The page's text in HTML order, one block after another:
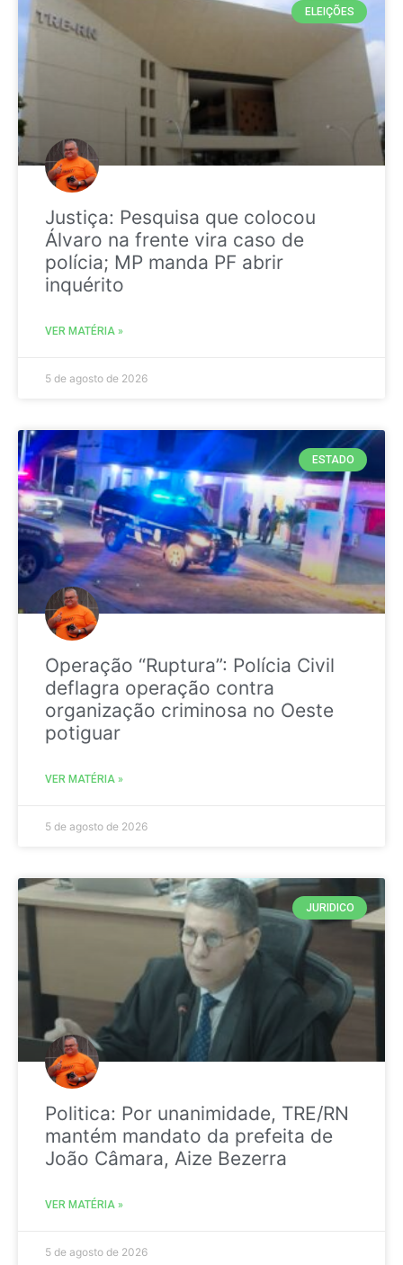
ELEIÇÕES
Justiça: Pesquisa que colocou
Álvaro na frente vira caso de
polícia; MP manda PF abrir
inquérito
VER MATÉRIA »
5 de agosto de 2026
ESTADO
Operação “Ruptura”: Polícia Civil
deflagra operação contra
organização criminosa no Oeste
potiguar
VER MATÉRIA »
5 de agosto de 2026
JURIDICO
Politica: Por unanimidade, TRE/RN
mantém mandato da prefeita de
João Câmara, Aize Bezerra
VER MATÉRIA »
5 de agosto de 2026